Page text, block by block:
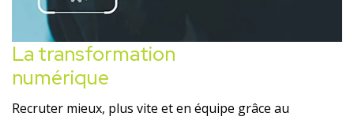
La transformation
numérique
Recruter mieux, plus vite et en équipe grâce au